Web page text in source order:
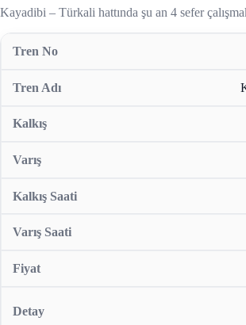
Kayadibi – Türkali hattında şu an 4 sefer